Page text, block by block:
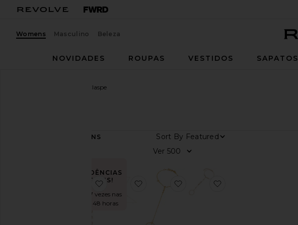
Womens Masculino Beleza
NOVIDADES
ROUPAS VESTIDOS SAPATOS
Lili Claspe
ITENS
Sort By
Ver
TENDÊNCIAS
ATUAIS!
Vendido 7 vezes nas
últimas 48 horas
favoritoBRINCOS CICIfavoritoAnais Body ChainfavoritoAnais Hand Chain